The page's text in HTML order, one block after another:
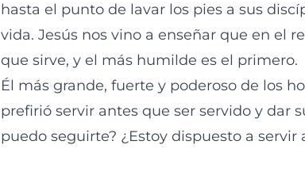
hasta el punto de lavar los pies a sus
vida. Jesús nos vino a enseñar que en el
que sirve, y el más humilde es el primero.
Él más grande, fuerte y poderoso de los
prefirió servir antes que ser servido y dar
puedo seguirte? ¿Estoy dispuesto a servir